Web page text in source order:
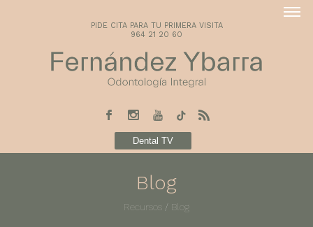
PIDE CITA PARA TU PRIMERA VISITA
964 21 20 60
Dental TV
Blog
Recursos / Blog